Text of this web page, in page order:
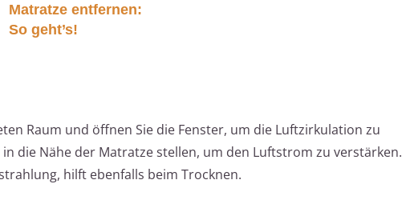
Matratze entfernen:
So geht’s!
Raum und öffnen Sie die Fenster, um die Luftzirkulation zu
die Nähe der Matratze stellen, um den Luftstrom zu verstärken.
hilft ebenfalls beim Trocknen.